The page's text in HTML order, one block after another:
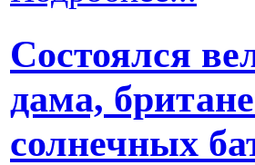
Состоялся
дама,
солнечных